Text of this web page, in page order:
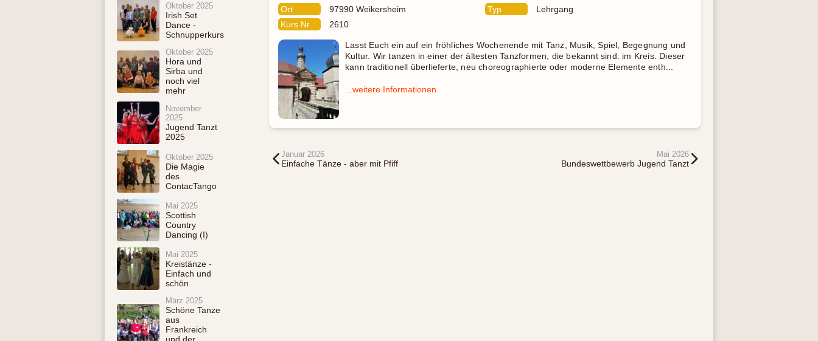
Oktober 2025
Irish Set
Dance -
Schnupperkurs
Oktober 2025
Hora und
Sirba und
noch viel
mehr
November
2025
Jugend Tanzt
2025
Oktober 2025
Die Magie
des
ContacTango
Mai 2025
Scottish
Country
Dancing (I)
Mai 2025
Kreistänze -
Einfach und
schön
März 2025
Schöne Tanze
aus
Frankreich
Ort
97990 Weikersheim Typ
Lehrgang
Kurs Nr.
2610
Lasst Euch ein auf ein fröhliches Wochenende mit Tanz, Musik, Spiel, Begegnung und
Kultur. Wir tanzen in einer der ältesten Tanzformen, die bekannt sind: im Kreis. Dieser
kann traditionell überlieferte, neu choreographierte oder moderne Elemente enth...
...weitere Informationen
Januar 2026
Einfache Tänze - aber mit Pfiff
Mai 2026
Bundeswettbewerb Jugend Tanzt